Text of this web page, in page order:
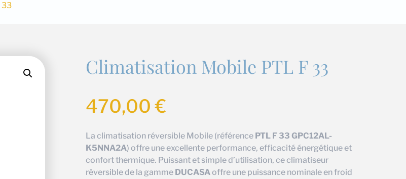
33
Climatisation Mobile PTL F 33
470,00€
La climatisation réversible Mobile (référence PTL F 33 GPC12AL-
K5NNA2A) offre une excellente performance, efficacité énergétique et
confort thermique. Puissant et simple d’utilisation, ce climatiseur
réversible de la gamme DUCASAoffre une puissance nominale en froid